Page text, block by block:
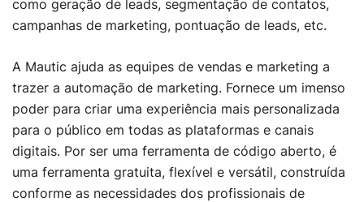
como geração de leads, segmentação de contatos,
campanhas de marketing, pontuação de leads, etc.
A Mautic ajuda as equipes de vendas e marketing a
trazer a automação de marketing. Fornece um imenso
poder para criar uma experiência mais personalizada
para o público em todas as plataformas e canais
digitais. Por ser uma ferramenta de código aberto, é
uma ferramenta gratuita, flexível e versátil, construída
conforme as necessidades dos profissionais de